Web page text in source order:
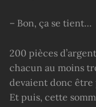
– Bon, ça se tient…
200 pièces
chacun au moins
devaient donc être
Et puis, cette